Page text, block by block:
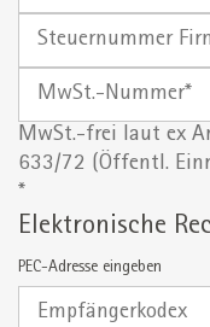
Beschäftigten
Steuernummer
MwSt.-
MwSt.-frei laut ex
633/72 (Öffentl.
*
Elektronische
PEC-Adresse eingeben
Empfängerkodex